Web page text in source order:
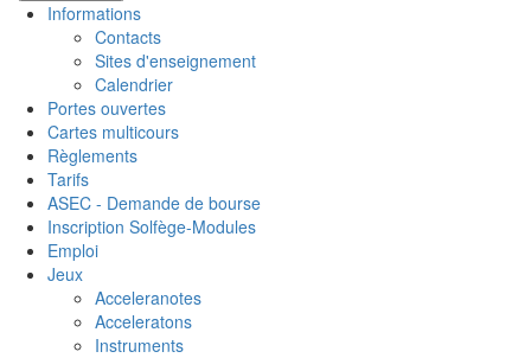
Informations
Contacts
Sites d'enseignement
Calendrier
Portes ouvertes
Cartes multicours
Règlements
Tarifs
ASEC - Demande de bourse
Inscription Solfège-Modules
Emploi
Jeux
Acceleranotes
Acceleratons
Instruments